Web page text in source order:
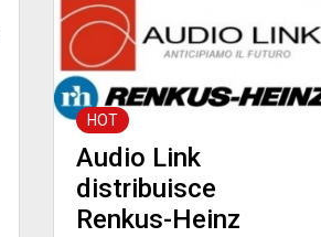
HOT
Audio Link
distribuisce
Renkus-Heinz